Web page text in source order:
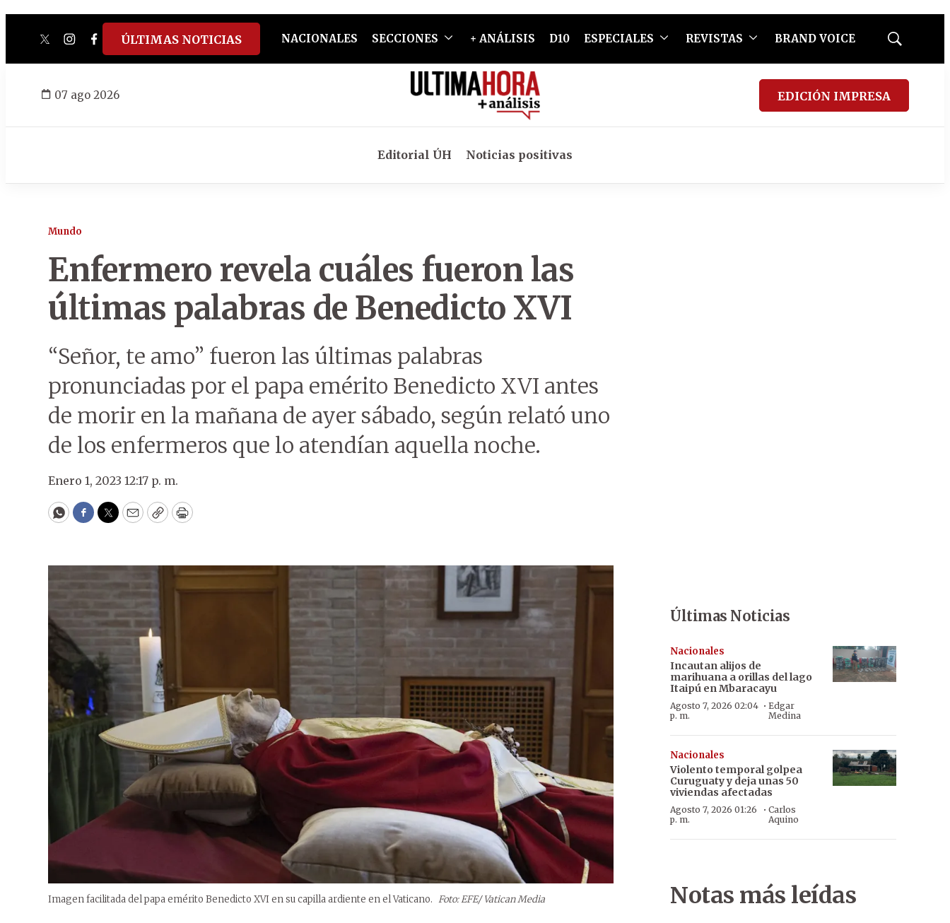
twitterinstagram
facebook
tiktokyoutube
spotify
ÚLTIMAS NOTICIAS NACIONALES SECCIONES + ANÁLISIS D10 ESPECIALES REVISTAS BRAND VOICE
Mostrar
07 ago 2026 EDICIÓN IMPRESA
Editorial ÚH Noticias positivas
Mundo
Enfermero revela cuáles fueron las
últimas palabras de Benedicto XVI
“Señor, te amo” fueron las últimas palabras
pronunciadas por el papa emérito Benedicto XVI antes
de morir en la mañana de ayer sábado, según relató uno
de los enfermeros que lo atendían aquella noche.
Enero 1, 2023 12:17 p. m.
WhatsApp
Facebook
Twitter
EmailCopyPrint
Imagen facilitada del papa emérito Benedicto XVI en su capilla ardiente en el Vaticano. Foto: EFE/ Vatican Media
Últimas Noticias
Nacionales
Incautan alijos de
marihuana a orillas del lago
Itaipú en Mbaracayu
Agosto 7, 2026 02:04
p. m.
· Edgar
Medina
Nacionales
Violento temporal golpea
Curuguaty y deja unas 50
viviendas afectadas
Agosto 7, 2026 01:26
p. m.
· Carlos
Aquino
Notas más leídas